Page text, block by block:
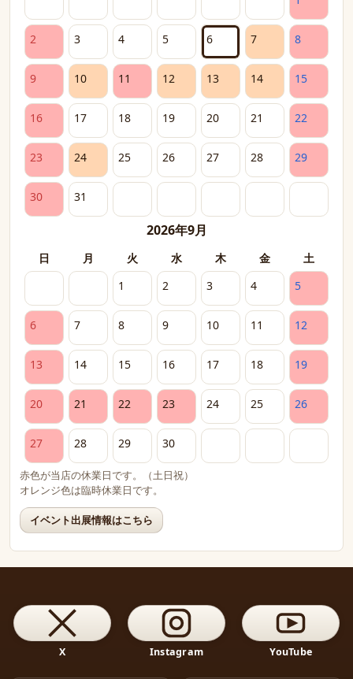
2 3 4 5 6 7 8
9 10 11 12 13 14 15
16 17 18 19 20 21 22
23 24 25 26 27 28 29
30 31
2026年9月
日 月 火 水 木 金
土
1
2 3 4 5
6 7 8 9 10 11 12
13 14 15 16 17 18 19
20 21 22 23 24 25 26
27 28 29 30
赤色が当店の休業日です。（土日祝）
オレンジ色は臨時休業日です。
イベント出展情報はこちら
X Instagram YouTube